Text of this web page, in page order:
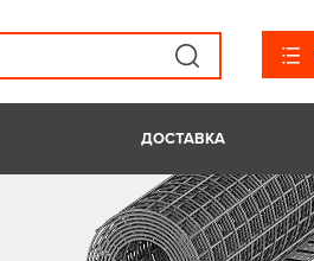
ДОСТАВКА